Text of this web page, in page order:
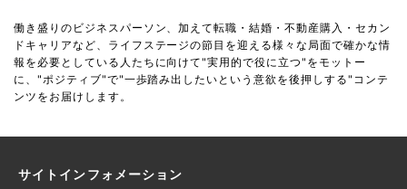
働き盛りのビジネスパーソン、加えて転職・結婚・不動産購入・セカン
ドキャリアなど、ライフステージの節目を迎える様々な局面で確かな情
報を必要としている人たちに向けて"実用的で役に立つ"をモットー
に、"ポジティブ"で"一歩踏み出したいという意欲を後押しする"コンテ
ンツをお届けします。
サイトインフォメーション